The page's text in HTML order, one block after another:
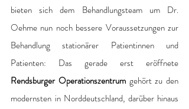
bieten sich dem Behandlungsteam um Dr.
Oehme nun noch bessere Voraussetzungen zur
Behandlung stationärer Patientinnen und
Rendsburger Operationszentrum gehört zu den
modernsten in Norddeutschland, darüber hinaus